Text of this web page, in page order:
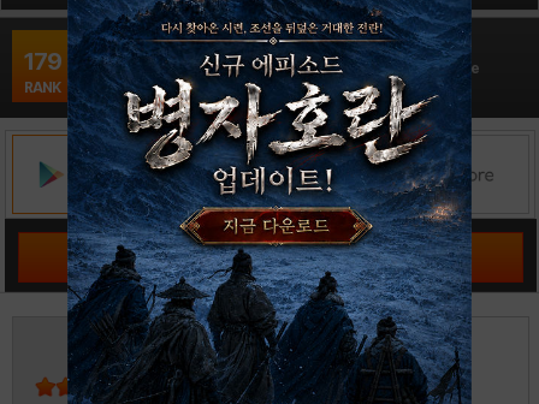
179
RANK
워터 파크 크래프트16
캐쥬얼 / Fat Lion Games: Crafting & Building Adventure
출시일: 2018-01-23
공략 커뮤니티 바로가기
3
5